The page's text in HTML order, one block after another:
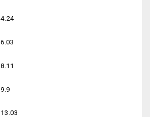
4.24
6.03
8.11
9.9
13.03